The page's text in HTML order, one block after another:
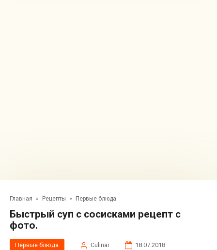
Главная » Рецепты » Первые блюда
Быстрый суп с сосисками рецепт с
фото.
Первые блюда Сulinar
18.07.2018